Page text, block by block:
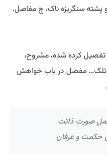
سنگریزه ناک، ج مفاصل.
کرده شده، مشروح،
تلک… مفصل در باب خواهش
صورت ذاتت
حکمت و عرفان